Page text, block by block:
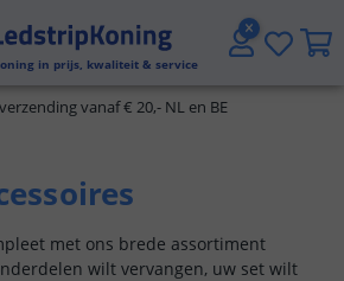
in prijs, kwaliteit & service
5 jaar garantie
vanaf € 20,- NL en BE
met ons brede assortiment
wilt vervangen, uw set wilt